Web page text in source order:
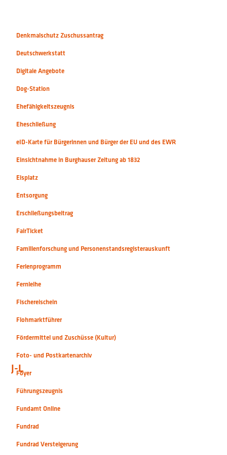
Denkmalschutz Zuschussantrag
Deutschwerkstatt
Digitale Angebote
Dog-Station
Ehefähigkeitszeugnis
Eheschließung
eID-Karte für Bürgerinnen und Bürger der EU und des EWR
Einsichtnahme in Burghauser Zeitung ab 1832
Eisplatz
Entsorgung
Erschließungsbeitrag
FairTicket
Familienforschung und Personenstandsregisterauskunft
Ferienprogramm
Fernleihe
Fischereischein
Flohmarktführer
Fördermittel und Zuschüsse (Kultur)
Foto- und Postkartenarchiv
Foyer
Führungszeugnis
Fundamt Online
Fundrad
Fundrad Versteigerung
J-L